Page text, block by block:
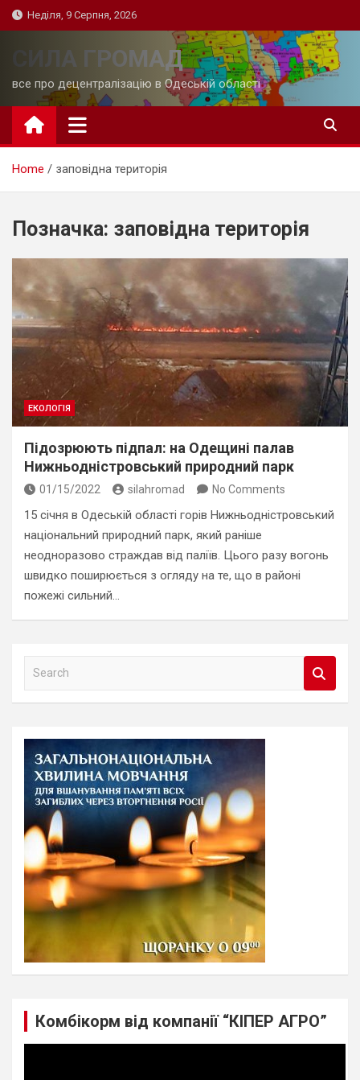
Skip
to
Неділя, 9 Серпня, 2026
СИЛА ГРОМАД
все про децентралізацію в Одеській області
Home заповідна територія
Позначка: заповідна територія
ЕКОЛОГІЯ
Підозрюють підпал: на Одещині палав
Нижньодністровський природний парк
01/15/2022 silahromad No Comments
15 січня в Одеській області горів Нижньодністровський
національний природний парк, який раніше
неодноразово страждав від паліїв. Цього разу вогонь
швидко поширюється з огляду на те, що в районі
пожежі сильний…
a
Комбікорм від компанії “КІПЕР АГРО”